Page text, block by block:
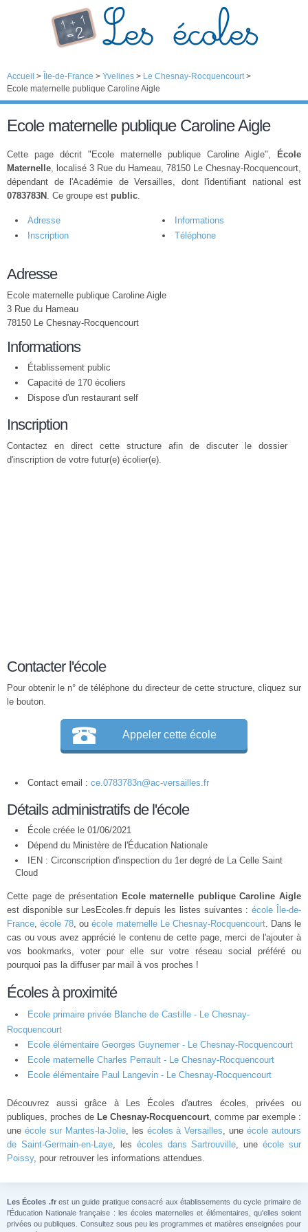
Accueil > Île-de-France > Yvelines > Le Chesnay-Rocquencourt>
Ecole maternelle publique Caroline Aigle
Ecole maternelle publique Caroline Aigle
Cette page décrit "Ecole maternelle publique Caroline Aigle",
École
Maternelle, localisé 3 Rue du Hameau, 78150 Le Chesnay-Rocquencourt,
dépendant de l'Académie de Versailles, dont l'identifiant national est
0783783N . Ce groupe est public.
Adresse
Informations
Inscription
Téléphone
Adresse
Ecole maternelle publique Caroline Aigle
3 Rue du Hameau
78150 Le Chesnay-Rocquencourt
Informations
Établissement public
Capacité de 170 écoliers
Dispose d'un restaurant self
Inscription
Contactez en direct cette structure afin de discuter le dossier
d'inscription de votre futur(e) écolier(e).
Contacter l'école
Pour obtenir le n° de téléphone du directeur de cette structure, cliquez sur
le bouton.
Appeler cette école
Contact email : ce.0783783n@ac-versailles.fr
Détails administratifs de l'école
École créée le 01/06/2021
Dépend du Ministère de l'Éducation Nationale
IEN : Circonscription d'inspection du 1er degré de La Celle Saint
Cloud
Cette page de présentation Ecole maternelle publique Caroline Aigle
est disponible sur LesEcoles.fr depuis les listes suivantes :école Île-de-
France,école 78, ouécole maternelle Le Chesnay-Rocquencourt. Dans le
cas ou vous avez apprécié le contenu de cette page, merci de l'ajouter à
vos bookmarks, voter pour elle sur votre réseau social préféré ou
pourquoi pas la diffuser par mail à vos proches !
Écoles à proximité
Ecole primaire privée Blanche de Castille - Le Chesnay-
Rocquencourt
Ecole élémentaire Georges Guynemer - Le Chesnay-Rocquencourt
Ecole maternelle Charles Perrault - Le Chesnay-Rocquencourt
Ecole élémentaire Paul Langevin - Le Chesnay-Rocquencourt
Découvrez aussi grâce à Les Écoles d'autres écoles, privées ou
publiques, proches de Le Chesnay-Rocquencourt, comme par exemple :
une école sur Mantes-la-Jolie, les écoles à Versailles, uneécole autours
de Saint-Germain-en-Laye, les écoles dans Sartrouville, uneécole sur
Poissy, pour retrouver les informations attendues.
Les Écoles .frest un guide pratique consacré aux établissements du cycle primaire de
l'Éducation Nationale française : les écoles maternelles et élémentaires, qu'elles soient
privées ou publiques. Consultez sous peu les programmes et matières enseignées pour